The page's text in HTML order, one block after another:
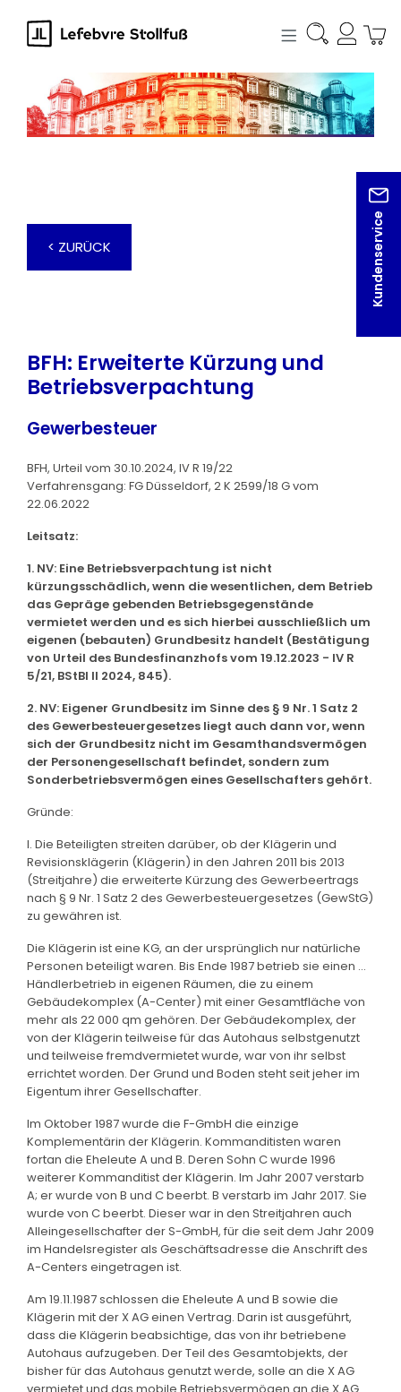
springen
Kundenservice
< ZURÜCK
BFH: Erweiterte Kürzung und
Betriebsverpachtung
Gewerbesteuer
BFH, Urteil vom 30.10.2024, IV R 19/22
Verfahrensgang: FG Düsseldorf, 2 K 2599/18 G vom
22.06.2022
Leitsatz:
1. NV: Eine Betriebsverpachtung ist nicht
kürzungsschädlich, wenn die wesentlichen, dem Betrieb
das Gepräge gebenden Betriebsgegenstände
vermietet werden und es sich hierbei ausschließlich um
eigenen (bebauten) Grundbesitz handelt (Bestätigung
von Urteil des Bundesfinanzhofs vom 19.12.2023 - IV R
5/21, BStBl II 2024, 845).
2. NV: Eigener Grundbesitz im Sinne des § 9 Nr. 1 Satz 2
des Gewerbesteuergesetzes liegt auch dann vor, wenn
sich der Grundbesitz nicht im Gesamthandsvermögen
der Personengesellschaft befindet, sondern zum
Sonderbetriebsvermögen eines Gesellschafters gehört.
Gründe:
I. Die Beteiligten streiten darüber, ob der Klägerin und
Revisionsklägerin (Klägerin) in den Jahren 2011 bis 2013
(Streitjahre) die erweiterte Kürzung des Gewerbeertrags
nach § 9 Nr. 1 Satz 2 des Gewerbesteuergesetzes (GewStG)
zu gewähren ist.
Die Klägerin ist eine KG, an der ursprünglich nur natürliche
Personen beteiligt waren. Bis Ende 1987 betrieb sie einen ...
Händlerbetrieb in eigenen Räumen, die zu einem
Gebäudekomplex (A-Center) mit einer Gesamtfläche von
mehr als 22 000 qm gehören. Der Gebäudekomplex, der
von der Klägerin teilweise für das Autohaus selbstgenutzt
und teilweise fremdvermietet wurde, war von ihr selbst
errichtet worden. Der Grund und Boden steht seit jeher im
Eigentum ihrer Gesellschafter.
Im Oktober 1987 wurde die F-GmbH die einzige
Komplementärin der Klägerin. Kommanditisten waren
fortan die Eheleute A und B. Deren Sohn C wurde 1996
weiterer Kommanditist der Klägerin. Im Jahr 2007 verstarb
A; er wurde von B und C beerbt. B verstarb im Jahr 2017. Sie
wurde von C beerbt. Dieser war in den Streitjahren auch
Alleingesellschafter der S-GmbH, für die seit dem Jahr 2009
im Handelsregister als Geschäftsadresse die Anschrift des
A-Centers eingetragen ist.
Am 19.11.1987 schlossen die Eheleute A und B sowie die
Klägerin mit der X AG einen Vertrag. Darin ist ausgeführt,
dass die Klägerin beabsichtige, das von ihr betriebene
Autohaus aufzugeben. Der Teil des Gesamtobjekts, der
bisher für das Autohaus genutzt werde, solle an die X AG